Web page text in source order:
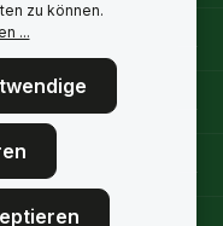
zu können.
...